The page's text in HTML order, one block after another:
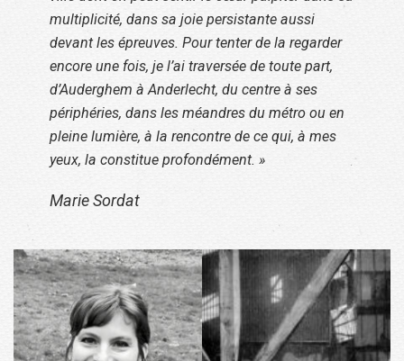
multiplicité, dans sa joie persistante aussi
devant les épreuves. Pour tenter de la regarder
encore une fois, je l’ai traversée de toute part,
d’Auderghem à Anderlecht, du centre à ses
périphéries, dans les méandres du métro ou en
pleine lumière, à la rencontre de ce qui, à mes
yeux, la constitue profondément. »
Marie Sordat